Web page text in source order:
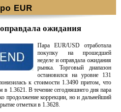
EUR
ожидания
Пара EUR/USD отработала
покупку на прошедшей
неделе и оправдала ожидания
рынка. Торговый диапазон
остановился на уровне 131
к стоимости 1.3490 притом, что
в 1.3621. В течение сегодняшнего дня пара
продолжение коррекции, но и дальнейший
отметки в 1.3628.